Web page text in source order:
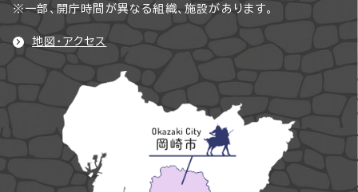
※一部、開庁時間が異なる組織、施設があります。
地図・アクセス